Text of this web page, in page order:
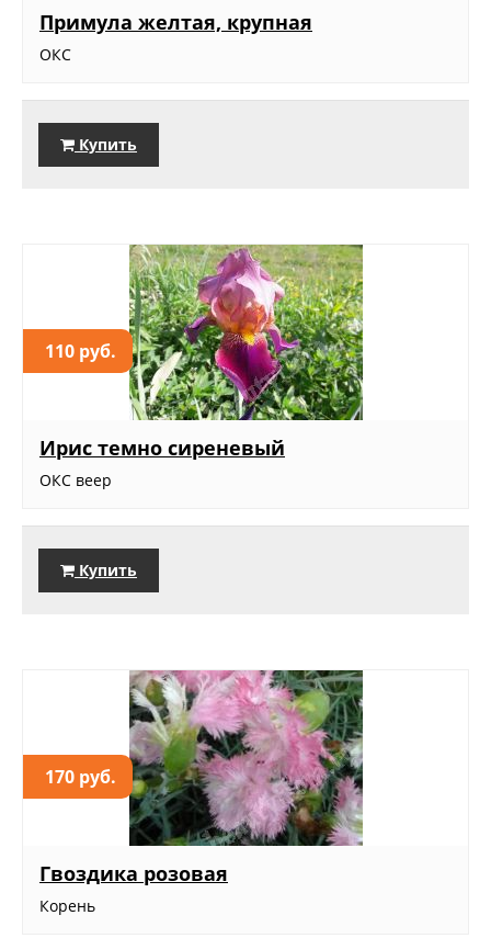
Примула желтая, крупная
ОКС
Купить
110 руб.
Ирис темно сиреневый
ОКС веер
Купить
170 руб.
Гвоздика розовая
Корень